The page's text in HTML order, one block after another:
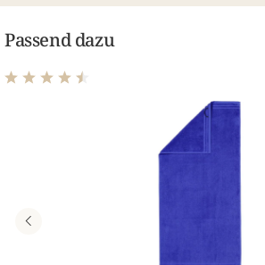
Passend dazu
Durchschnittliche Bewertung von